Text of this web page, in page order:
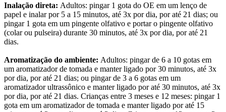
Inalação direta: Adultos: pingar 1 gota do OE em um lenço de
papel e inalar por 5 a 15 minutos, até 3x por dia, por até 21 dias; ou
pingar 1 gota em um pingente olfativo e portar o pingente olfativo
(colar ou pulseira) durante 30 minutos, até 3x por dia, por até 21
dias.
Aromatização do ambiente: Adultos: pingar de 6 a 10 gotas em
um aromatizador de tomada e manter ligado por 30 minutos, até 3x
por dia, por até 21 dias; ou pingar de 3 a 6 gotas em um
aromatizador ultrassônico e manter ligado por até 30 minutos, até 3x
por dia, por até 21 dias. Crianças entre 3 meses e 12 meses: pingar 1
gota em um aromatizador de tomada e manter ligado por até 15